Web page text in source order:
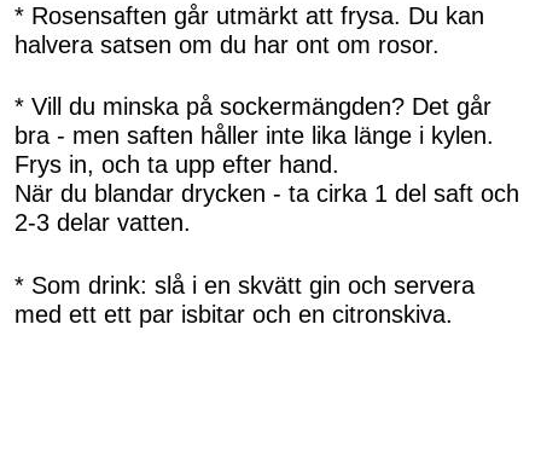
* Rosensaften går utmärkt att frysa. Du kan
halvera satsen om du har ont om rosor.
* Vill du minska på sockermängden? Det går
bra - men saften håller inte lika länge i kylen.
Frys in, och ta upp efter hand.
När du blandar drycken - ta cirka 1 del saft och
2-3 delar vatten.
* Som drink: slå i en skvätt gin och servera
med ett ett par isbitar och en citronskiva.